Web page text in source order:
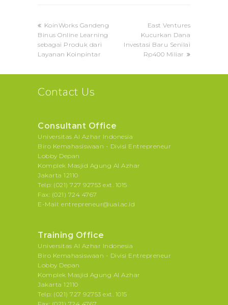
previous
post:
KoinWorks Gandeng
Binus Online Learning
sebagai Produk dari
Layanan Koinpintar
next
post:
East Ventures
Kucurkan Dana
Investasi Baru Senilai
Rp400 Miliar
Contact Us
Consultant Office
Universitas Al Azhar Indonesia
Biro Kemahasiswaan - Divisi Entrepreneur
Lobby Depan
Komplek Masjid Agung Al Azhar
Jakarta 12110
Telp: (021) 727 92753 ext. 1015
Fax: (021) 724 4767
E-Mail: entrepreneur@uai.ac.id
Training Office
Universitas Al Azhar Indonesia
Biro Kemahasiswaan - Divisi Entrepreneur
Lobby Depan
Komplek Masjid Agung Al Azhar
Jakarta 12110
Telp: (021) 727 92753 ext. 1015